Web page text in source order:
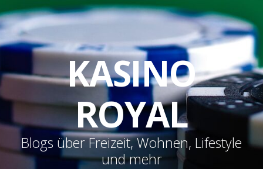
KASINO
ROYAL
Blogs über Freizeit, Wohnen, Lifestyle
und mehr